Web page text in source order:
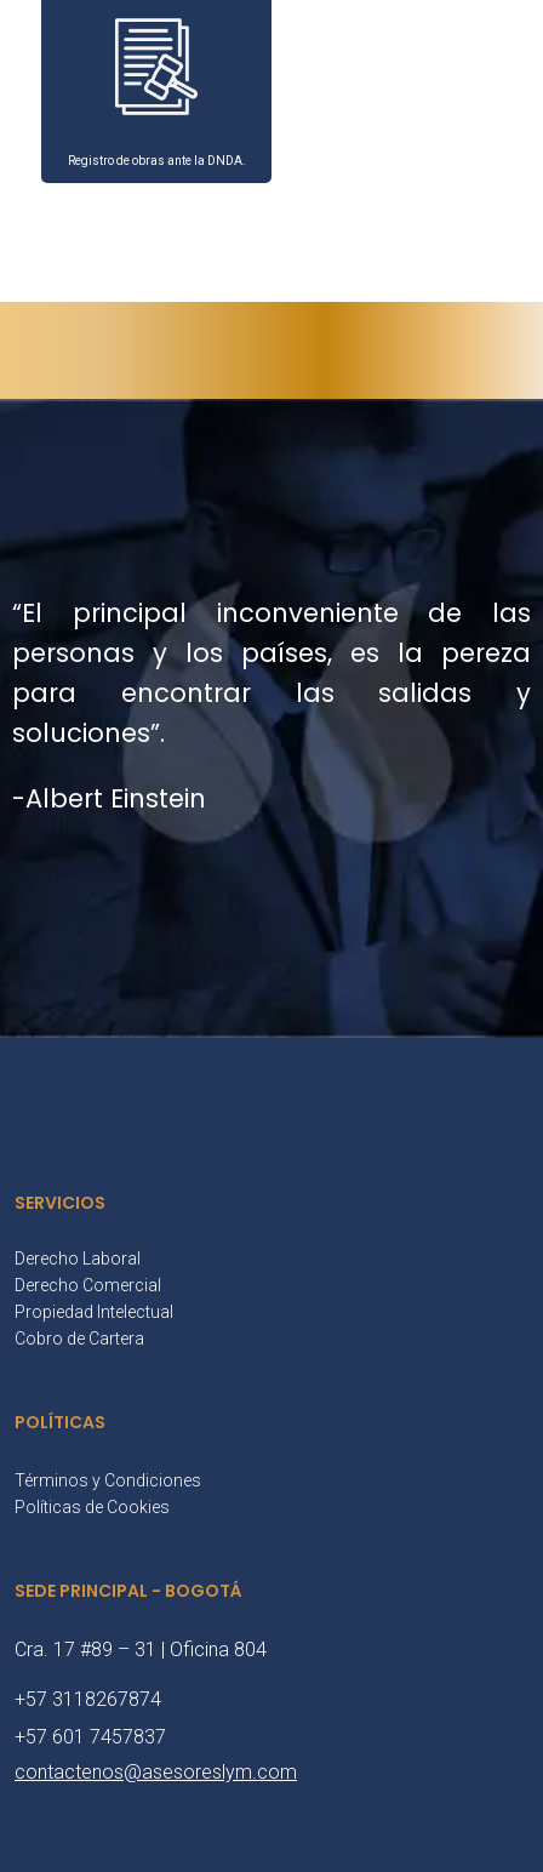
Registro de obras ante la DNDA.
“El principal inconveniente de las
personas y los países, es la pereza
para encontrar las salidas y
soluciones”.
-Albert Einstein
SERVICIOS
Derecho Laboral
Derecho Comercial
Propiedad Intelectual
Cobro de Cartera
POLÍTICAS
Términos y Condiciones
Políticas de Cookies
SEDE PRINCIPAL - BOGOTÁ
Cra. 17 #89 – 31 | Oficina 804
+57 3118267874
+57 601 7457837
contactenos@asesoreslym.com